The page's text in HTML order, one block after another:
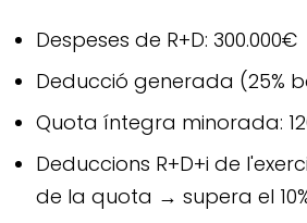
Despeses de R+D: 300.000€
Deducció generada (25%
Quota íntegra minorada:
Deduccions R+D+i de
de la quota → supera el